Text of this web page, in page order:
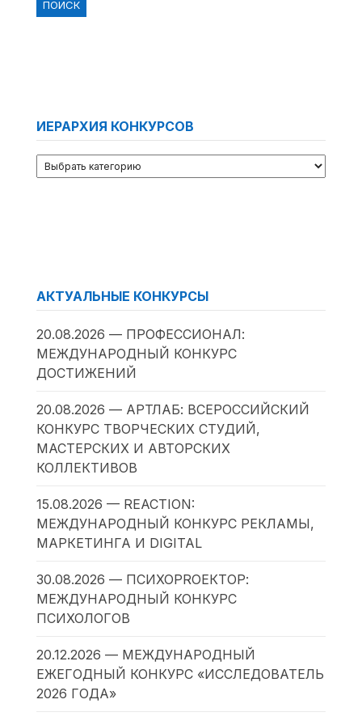
ИЕРАРХИЯ КОНКУРСОВ
АКТУАЛЬНЫЕ КОНКУРСЫ
20.08.2026 — ПРОФЕССИОНАЛ:
МЕЖДУНАРОДНЫЙ КОНКУРС
ДОСТИЖЕНИЙ
20.08.2026 — АРТЛАБ: ВСЕРОССИЙСКИЙ
КОНКУРС ТВОРЧЕСКИХ СТУДИЙ,
МАСТЕРСКИХ И АВТОРСКИХ
КОЛЛЕКТИВОВ
15.08.2026 — REACTION:
МЕЖДУНАРОДНЫЙ КОНКУРС РЕКЛАМЫ,
МАРКЕТИНГА И DIGITAL
30.08.2026 — ПСИХОPROЕКТОР:
МЕЖДУНАРОДНЫЙ КОНКУРС
ПСИХОЛОГОВ
20.12.2026 — МЕЖДУНАРОДНЫЙ
ЕЖЕГОДНЫЙ КОНКУРС «ИССЛЕДОВАТЕЛЬ
2026 ГОДА»